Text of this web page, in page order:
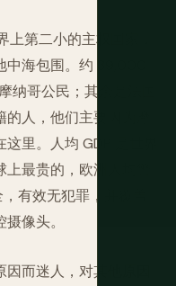
第二小的主权国家，
海包围。约 39,000
哥公民；其余是法国
人，他们主要因为摩
里。人均 GDP 是世界
最贵的，欧洲人均警
有效无犯罪，并覆盖
像头。
而迷人，对其他原因